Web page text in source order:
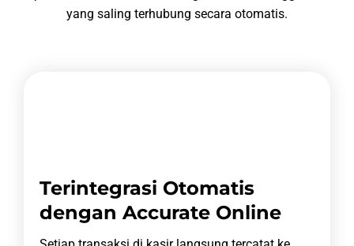
yang saling terhubung secara otomatis.
Terintegrasi Otomatis
dengan Accurate Online